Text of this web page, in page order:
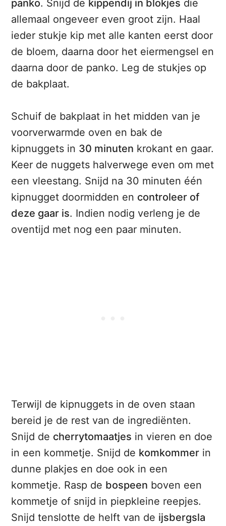
panko. Snijd de kippendij in blokjes die
allemaal ongeveer even groot zijn. Haal
ieder stukje kip met alle kanten eerst door
de bloem, daarna door het eiermengsel en
daarna door de panko. Leg de stukjes op
de bakplaat.
Schuif de bakplaat in het midden van je
voorverwarmde oven en bak de
kipnuggets in 30 minuten krokant en gaar.
Keer de nuggets halverwege even om met
een vleestang. Snijd na 30 minuten één
kipnugget doormidden en controleer of
deze gaar is. Indien nodig verleng je de
oventijd met nog een paar minuten.
Terwijl de kipnuggets in de oven staan
bereid je de rest van de ingrediënten.
Snijd de cherrytomaatjes in vieren en doe
in een kommetje. Snijd de komkommer in
dunne plakjes en doe ook in een
kommetje. Rasp de bospeen boven een
kommetje of snijd in piepkleine reepjes.
Snijd tenslotte de helft van de ijsbergsla